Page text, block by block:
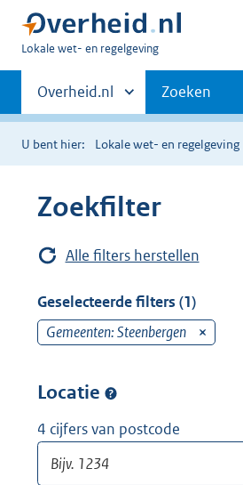
U
hier:
Lokale wet- en regelgeving
Primaire
navigatie
Andere
sites
binnen
Overheid.nl Zoeken
U bent hier: Lokale wet- en regelgeving
Zoekfilter
Alle filters herstellen
Geselecteerde filters (1)
Gemeenten: Steenbergen
Locatie
4 cijfers van postcode